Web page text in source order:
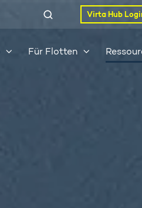
Virta Hub
Für Flotten